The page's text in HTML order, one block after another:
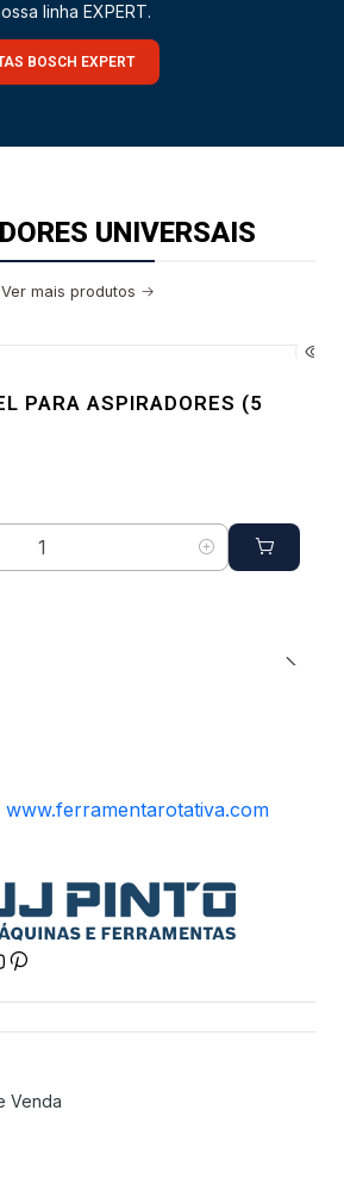
linha EXPERT.
BOSCH EXPERT
UNIVERSAIS
Ver mais produtos
PARA ASPIRADORES (5
www.ferramentarotativa.com
Venda